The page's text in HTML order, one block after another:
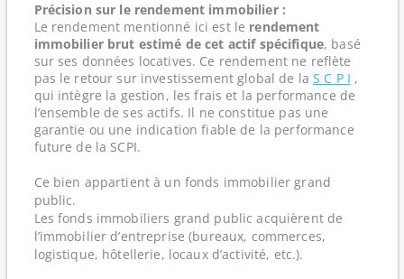
Précision sur le rendement immobilier :
Le rendement mentionné ici est le rendement
immobilier brut estimé de cet actif spécifique, basé
sur ses données locatives. Ce rendement ne reflète
pas le retour sur investissement global de la S C P I ,
qui intègre la gestion, les frais et la performance de
l’ensemble de ses actifs. Il ne constitue pas une
garantie ou une indication fiable de la performance
future de la SCPI.
Ce bien appartient à un fonds immobilier grand
public.
Les fonds immobiliers grand public acquièrent de
l’immobilier d’entreprise (bureaux, commerces,
logistique, hôtellerie, locaux d’activité, etc.).